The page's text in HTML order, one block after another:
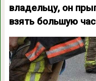
владельцу, он
взять большую